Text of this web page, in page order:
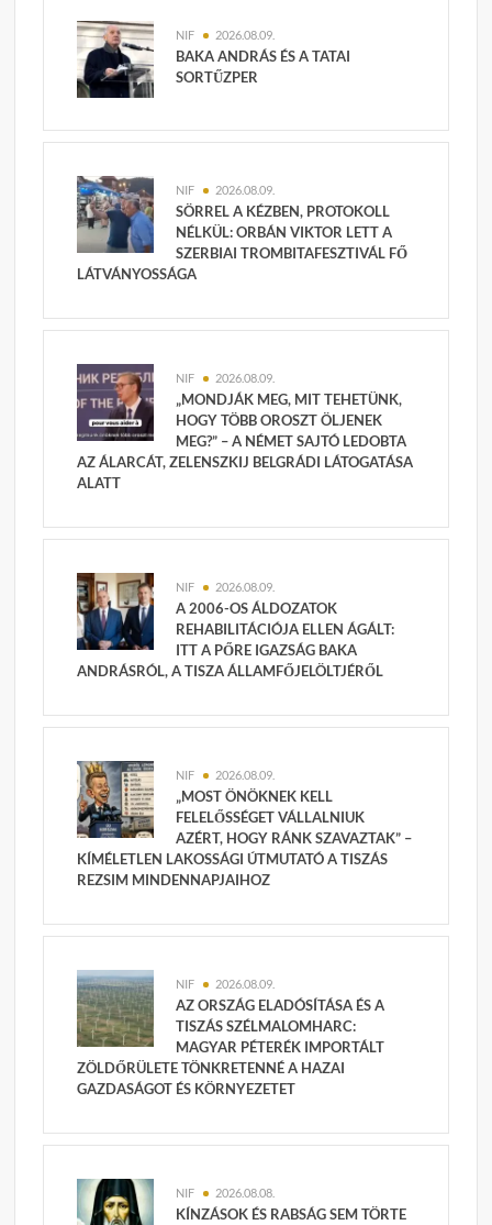
NIF 2026.08.09.
BAKA ANDRÁS ÉS A TATAI
SORTŰZPER
NIF 2026.08.09.
SÖRREL A KÉZBEN, PROTOKOLL
NÉLKÜL: ORBÁN VIKTOR LETT A
SZERBIAI TROMBITAFESZTIVÁL FŐ
LÁTVÁNYOSSÁGA
NIF 2026.08.09.
„MONDJÁK MEG, MIT TEHETÜNK,
HOGY TÖBB OROSZT ÖLJENEK
MEG?” – A NÉMET SAJTÓ LEDOBTA
AZ ÁLARCÁT, ZELENSZKIJ BELGRÁDI LÁTOGATÁSA
ALATT
NIF 2026.08.09.
A 2006-OS ÁLDOZATOK
REHABILITÁCIÓJA ELLEN ÁGÁLT:
ITT A PŐRE IGAZSÁG BAKA
ANDRÁSRÓL, A TISZA ÁLLAMFŐJELÖLTJÉRŐL
NIF 2026.08.09.
„MOST ÖNÖKNEK KELL
FELELŐSSÉGET VÁLLALNIUK
AZÉRT, HOGY RÁNK SZAVAZTAK” –
KÍMÉLETLEN LAKOSSÁGI ÚTMUTATÓ A TISZÁS
REZSIM MINDENNAPJAIHOZ
NIF 2026.08.09.
AZ ORSZÁG ELADÓSÍTÁSA ÉS A
TISZÁS SZÉLMALOMHARC:
MAGYAR PÉTERÉK IMPORTÁLT
ZÖLDŐRÜLETE TÖNKRETENNÉ A HAZAI
GAZDASÁGOT ÉS KÖRNYEZETET
NIF 2026.08.08.
KÍNZÁSOK ÉS RABSÁG SEM TÖRTE